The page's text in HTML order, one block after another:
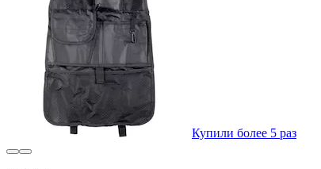
Купили более 5 раз